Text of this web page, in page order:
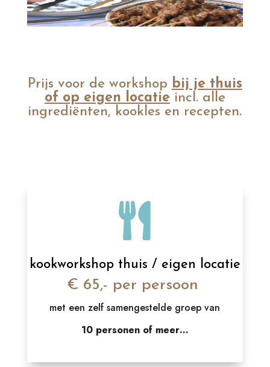
Prijs voor de workshop bij je thuis
of op eigen locatie incl. alle
ingrediënten, kookles en recepten.

kookworkshop thuis / eigen locatie
€ 65,- per persoon
met een zelf samengestelde groep van
10 personen of meer…